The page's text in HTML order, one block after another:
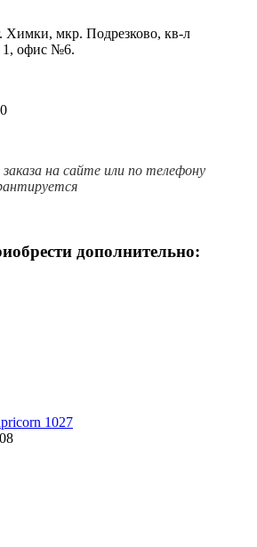
Химки, мкр. Подрезково, кв-л
1, офис №6.
заказа на сайте или по телефону
дополнительно:
1027